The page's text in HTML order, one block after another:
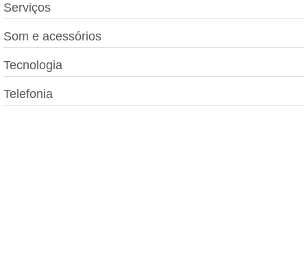
Serviços
Som e acessórios
Tecnologia
Telefonia